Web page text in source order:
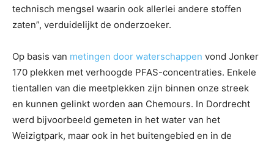
technisch mengsel waarin ook allerlei andere stoffen
zaten”, verduidelijkt de onderzoeker.
Op basis van metingen door waterschappen vond Jonker
170 plekken met verhoogde PFAS-concentraties. Enkele
tientallen van die meetplekken zijn binnen onze streek
en kunnen gelinkt worden aan Chemours. In Dordrecht
werd bijvoorbeeld gemeten in het water van het
Weizigtpark, maar ook in het buitengebied en in de